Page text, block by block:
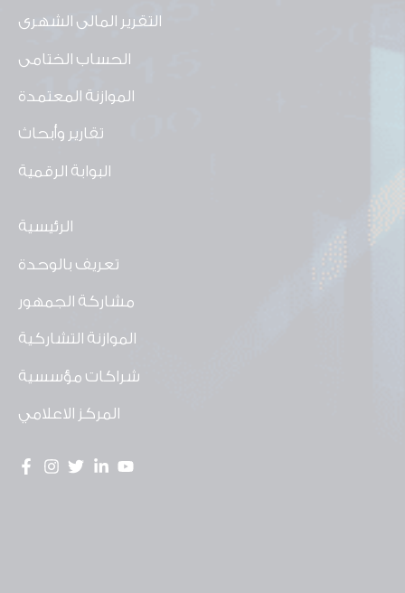
التقرير المالى الشهرى
الحساب الختامى
الموازنة المعتمدة
تقارير وأبحاث
البوابة الرقمية
الرئيسية
تعريف بالوحدة
مشاركة الجمهور
الموازنة التشاركية
شراكات مؤسسية
المركز الاعلامي